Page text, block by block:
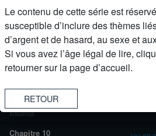
Le contenu de cette série est
susceptible d’inclure des thèmes
d’argent et de hasard, au sexe et
Si vous avez l’âge légal de lire,
retourner sur la page d’accueil.
RETOUR
Chapitre 14
Assurer ses arrières
Vol.02
Chapitre 13
Invasion
Vol.02
Chapitre 11
Influence
Vol.02
Chapitre 10